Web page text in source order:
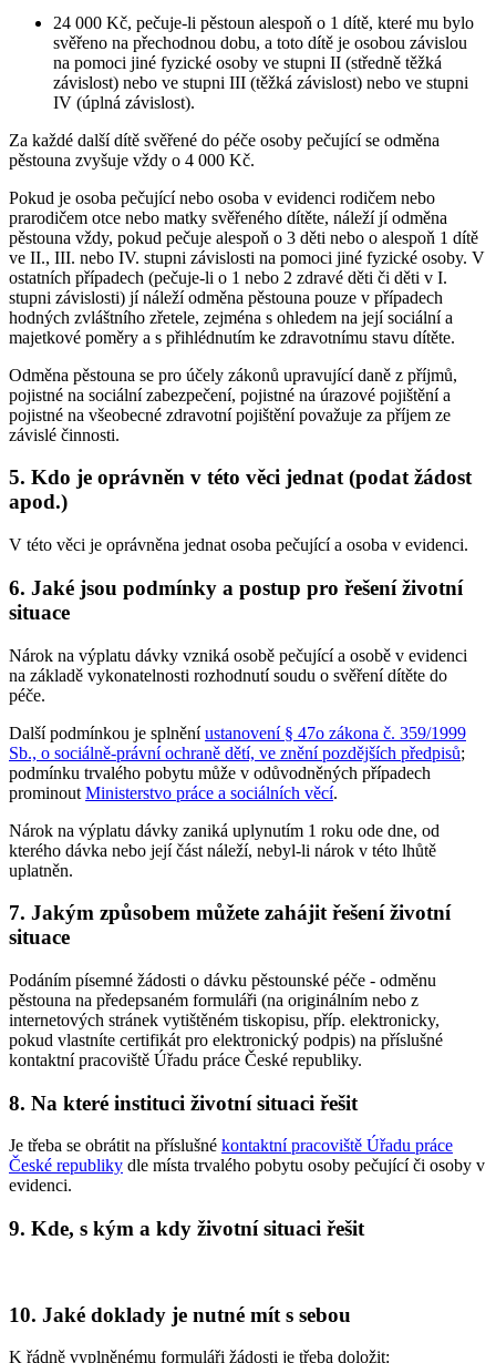
24 000 Kč, pečuje-li pěstoun alespoň o 1 dítě, které mu bylo
svěřeno na přechodnou dobu, a toto dítě je osobou závislou
na pomoci jiné fyzické osoby ve stupni II (středně těžká
závislost) nebo ve stupni III (těžká závislost) nebo ve stupni
IV (úplná závislost).
Za každé další dítě svěřené do péče osoby pečující se odměna
pěstouna zvyšuje vždy o 4 000 Kč.
Pokud je osoba pečující nebo osoba v evidenci rodičem nebo
prarodičem otce nebo matky svěřeného dítěte, náleží jí odměna
pěstouna vždy, pokud pečuje alespoň o 3 děti nebo o alespoň 1 dítě
ve II., III. nebo IV. stupni závislosti na pomoci jiné fyzické osoby. V
ostatních případech (pečuje-li o 1 nebo 2 zdravé děti či děti v I.
stupni závislosti) jí náleží odměna pěstouna pouze v případech
hodných zvláštního zřetele, zejména s ohledem na její sociální a
majetkové poměry a s přihlédnutím ke zdravotnímu stavu dítěte.
Odměna pěstouna se pro účely zákonů upravující daně z příjmů,
pojistné na sociální zabezpečení, pojistné na úrazové pojištění a
pojistné na všeobecné zdravotní pojištění považuje za příjem ze
závislé činnosti.
5. Kdo je oprávněn v této věci jednat (podat žádost
apod.)
V této věci je oprávněna jednat osoba pečující a osoba v evidenci.
6. Jaké jsou podmínky a postup pro řešení životní
situace
Nárok na výplatu dávky vzniká osobě pečující a osobě v evidenci
na základě vykonatelnosti rozhodnutí soudu o svěření dítěte do
péče.
Další podmínkou je splněníustanovení § 47o zákona č. 359/1999
Sb., o sociálně-právní ochraně dětí, ve znění pozdějších předpisů;
podmínku trvalého pobytu může v odůvodněných případech
prominout Ministerstvo práce a sociálních věcí.
Nárok na výplatu dávky zaniká uplynutím 1 roku ode dne, od
kterého dávka nebo její část náleží, nebyl-li nárok v této lhůtě
uplatněn.
7. Jakým způsobem můžete zahájit řešení životní
situace
Podáním písemné žádosti o dávku pěstounské péče - odměnu
pěstouna na předepsaném formuláři (na originálním nebo z
internetových stránek vytištěném tiskopisu, příp. elektronicky,
pokud vlastníte certifikát pro elektronický podpis) na příslušné
kontaktní pracoviště Úřadu práce České republiky.
8. Na které instituci životní situaci řešit
Je třeba se obrátit na příslušné kontaktní pracoviště Úřadu práce
České republiky dle místa trvalého pobytu osoby pečující či osoby v
evidenci.
9. Kde, s kým a kdy životní situaci řešit
10. Jaké doklady je nutné mít s sebou
K řádně vyplněnému formuláři žádosti je třeba doložit: